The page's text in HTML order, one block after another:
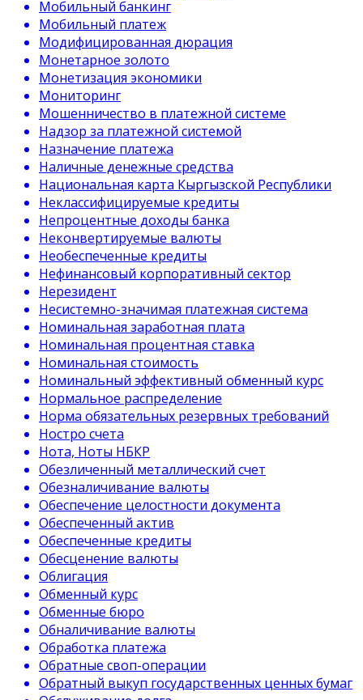
Мобильный банкинг
Мобильный платеж
Модифицированная дюрация
Монетарное золото
Монетизация экономики
Мониторинг
Мошенничество в платежной системе
Надзор за платежной системой
Назначение платежа
Наличные денежные средства
Национальная карта Кыргызской Республики
Неклассифицируемые кредиты
Непроцентные доходы банка
Неконвертируемые валюты
Необеспеченные кредиты
Нефинансовый корпоративный сектор
Нерезидент
Несистемно-значимая платежная система
Номинальная заработная плата
Номинальная процентная ставка
Номинальная стоимость
Номинальный эффективный обменный курс
Нормальное распределение
Норма обязательных резервных требований
Ностро счета
Нота, Ноты НБКР
Обезличенный металлический счет
Обезналичивание валюты
Обеспечение целостности документа
Обеспеченный актив
Обеспеченные кредиты
Обесценение валюты
Облигация
Обменный курс
Обменные бюро
Обналичивание валюты
Обработка платежа
Обратные своп-операции
Обратный выкуп государственных ценных бумаг